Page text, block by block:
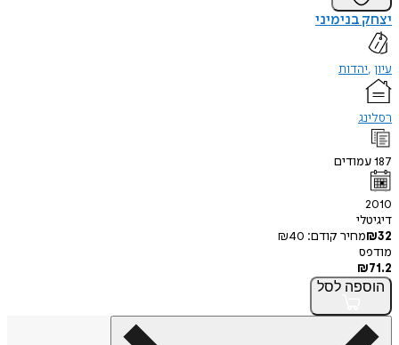
יצחק בנימיני
עיון יהדות
רסלינג
187עמודים
2010
דיגיטלי
₪32 מחיר קודם: ₪40
מודפס
₪71.2
הוספה לסל